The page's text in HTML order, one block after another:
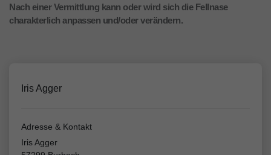
Nach einer Vermittlung kann oder wird sich die Fellnase
charakterlich anpassen und/oder verändern.
Iris Agger
Adresse & Kontakt
Iris Agger